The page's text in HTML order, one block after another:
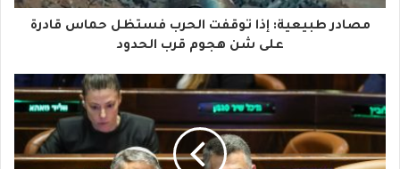
ا
إ
ل
ك
مصادر طبيعية: إذا توقفت الحرب فستظل حماس قادرة
على شن هجوم قرب الحدود